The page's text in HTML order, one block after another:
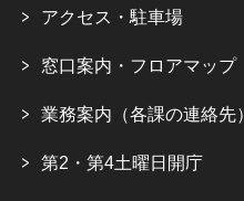
アクセス・駐車場
窓口案内・フロアマップ
業務案内（各課の連絡先）
第2・第4土曜日開庁